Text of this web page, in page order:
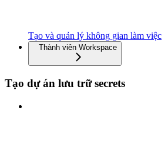
Tạo và quản lý không gian làm việc
Thành viên Workspace
Tạo dự án lưu trữ secrets